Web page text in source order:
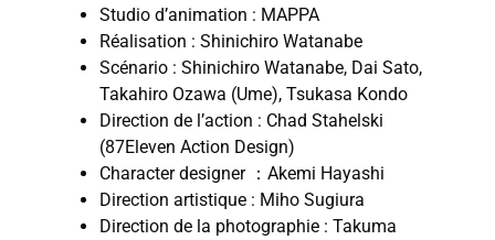
Studio d’animation : MAPPA
Réalisation : Shinichiro Watanabe
Scénario : Shinichiro Watanabe, Dai Sato,
Takahiro Ozawa (Ume), Tsukasa Kondo
Direction de l’action : Chad Stahelski
(87Eleven Action Design)
Character designer ：Akemi Hayashi
Direction artistique : Miho Sugiura
Direction de la photographie : Takuma